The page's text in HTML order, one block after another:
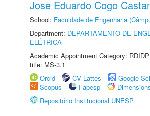
Jose Eduardo Cogo
School: Faculdade de Engenharia
Department: DEPARTAMENTO DE
ELÉTRICA
Academic Appointment Category:
title: MS-3.1
Orcid
CV Lattes
Google
Scopus
Fapesp
Dimensions
Repositório Institucional UNESP